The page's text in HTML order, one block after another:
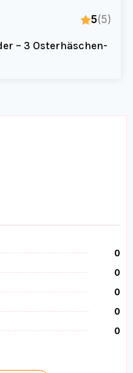
5(5)
– 3 Osterhäschen-
0
0
0
0
0